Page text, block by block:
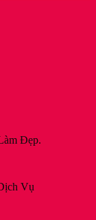
Đẹp.
Vụ